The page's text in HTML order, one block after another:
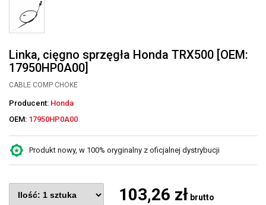
Linka, cięgno sprzęgła Honda TRX500 [OEM:
17950HP0A00]
CABLE COMP CHOKE
Producent: Honda
OEM: 17950HP0A00
Produkt nowy, w 100% oryginalny z oficjalnej dystrybucji
103,26 zł brutto